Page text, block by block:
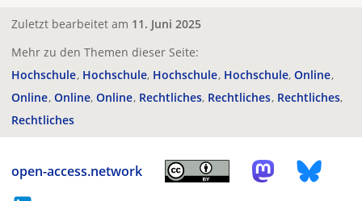
Zuletzt bearbeitet am 11. Juni 2025
Mehr zu den Themen dieser Seite:
Hochschule Hochschule Hochschule Hochschule Online
Online Online Online Rechtliches Rechtliches Rechtliches
Rechtliches
open-access.network